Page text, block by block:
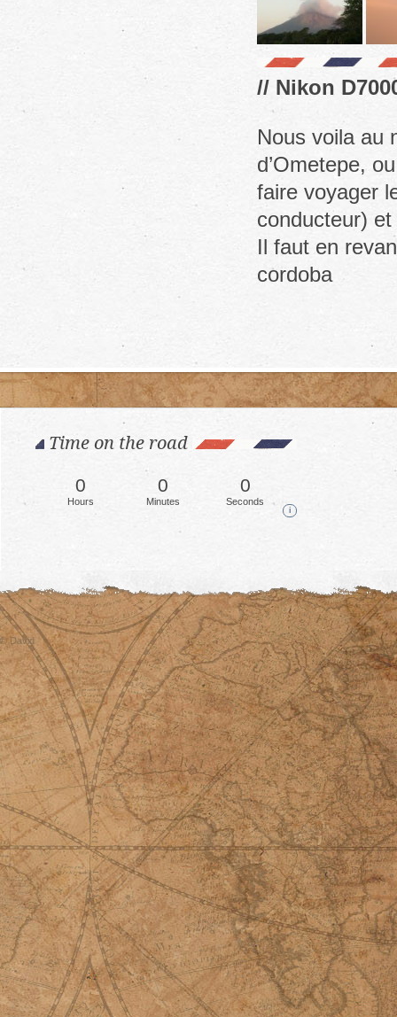
// Nikon
Nous voila au
d’Ometepe,
faire voyager
conducteur)
Il faut en
cordoba
Time on the road
0
Hours
0
Minutes
0
Seconds
i
© David